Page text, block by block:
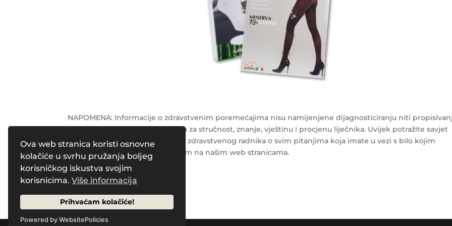
Ova web stranica koristi osnovne
kolačiće u svrhu pružanja boljeg
korisničkog iskustva svojim
korisnicima. Više informacija
Prihvaćam kolačiće!
Powered by WebsitePolicies
NAPOMENA: Informacije o zdravstvenim poremećajima nisu namijenjene dijagnosticiranju niti
terapije te ne mogu biti zamjena za stručnost, znanje, vještinu i procjenu liječnika. Uvijek potražite savjet
liječnika ili drugog kvalificiranog zdravstvenog radnika o svim pitanjima koja imate u vezi s bilo kojim
zdravstvenim stanjem navedenim na našim web stranicama.
Powered byPleasure Magazines